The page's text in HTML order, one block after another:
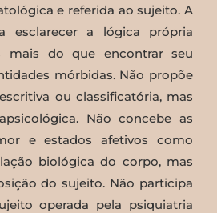
e referida ao sujeito. A
esclarecer a lógica própria
mais do que encontrar seu
mórbidas. Não propõe
ou classificatória, mas
Não concebe as
e estados afetivos como
biológica do corpo, mas
do sujeito. Não participa
operada pela psiquiatria